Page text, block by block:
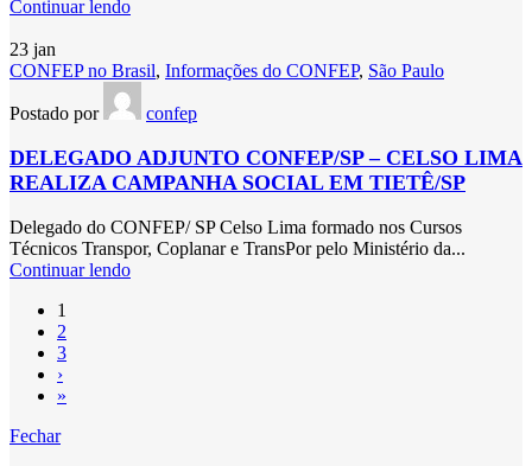
Continuar lendo
23 jan
CONFEP no Brasil, Informações do CONFEP, São Paulo
Postado por confep
DELEGADO ADJUNTO CONFEP/SP – CELSO LIMA
REALIZA CAMPANHA SOCIAL EM TIETÊ/SP
Delegado do CONFEP/ SP Celso Lima formado nos Cursos
Técnicos Transpor, Coplanar e TransPor pelo Ministério da...
Continuar lendo
1
2
3
›
»
Fechar